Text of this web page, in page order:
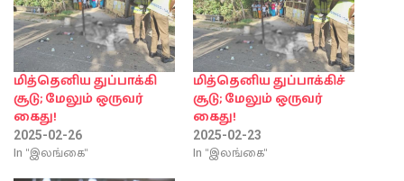
மித்தெனிய துப்பாக்கி
சூடு; மேலும் ஒருவர்
கைது!
2025-02-26
In "இலங்கை"
மித்தெனிய துப்பாக்கிச்
சூடு; மேலும் ஒருவர்
கைது!
2025-02-23
In "இலங்கை"